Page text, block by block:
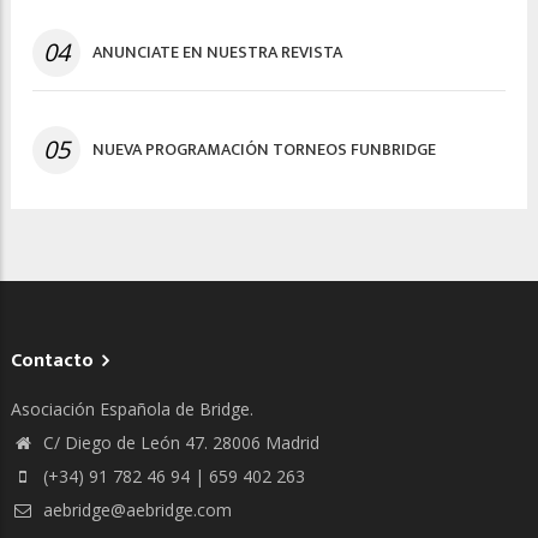
Iglesias - María
04 ANUNCIATE EN NUESTRA REVISTA
05 NUEVA PROGRAMACIÓN TORNEOS FUNBRIDGE
Contacto
Asociación Española de Bridge.
C/ Diego de León 47. 28006 Madrid
(+34) 91 782 46 94 | 659 402 263
aebridge@aebridge.com